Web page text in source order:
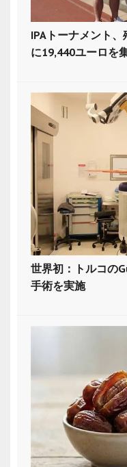
IPAトーナメント
に19,440ユーロを
世界初：トルコの
手術を実施